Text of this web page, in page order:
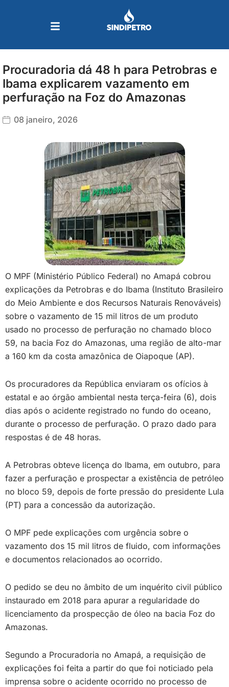
Procuradoria dá 48 h para Petrobras e
Ibama explicarem vazamento em
perfuração na Foz do Amazonas
08 janeiro, 2026
O MPF (Ministério Público Federal) no Amapá cobrou
explicações da Petrobras e do Ibama (Instituto Brasileiro
do Meio Ambiente e dos Recursos Naturais Renováveis)
sobre o vazamento de 15 mil litros de um produto
usado no processo de perfuração no chamado bloco
59, na bacia Foz do Amazonas, uma região de alto-mar
a 160 km da costa amazônica de Oiapoque (AP).
Os procuradores da República enviaram os ofícios à
estatal e ao órgão ambiental nesta terça-feira (6), dois
dias após o acidente registrado no fundo do oceano,
durante o processo de perfuração. O prazo dado para
respostas é de 48 horas.
A Petrobras obteve licença do Ibama, em outubro, para
fazer a perfuração e prospectar a existência de petróleo
no bloco 59, depois de forte pressão do presidente Lula
(PT) para a concessão da autorização.
O MPF pede explicações com urgência sobre o
vazamento dos 15 mil litros de fluido, com informações
e documentos relacionados ao ocorrido.
O pedido se deu no âmbito de um inquérito civil público
instaurado em 2018 para apurar a regularidade do
licenciamento da prospecção de óleo na bacia Foz do
Amazonas.
Segundo a Procuradoria no Amapá, a requisição de
explicações foi feita a partir do que foi noticiado pela
imprensa sobre o acidente ocorrido no processo de